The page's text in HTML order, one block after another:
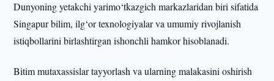
Dunyoning yetakchi yarimo‘tkazgich markazlaridan biri sifatida
Singapur bilim, ilg‘or texnologiyalar va umumiy rivojlanish
istiqbollarini birlashtirgan ishonchli hamkor hisoblanadi.
Bitim mutaxassislar tayyorlash va ularning malakasini oshirish